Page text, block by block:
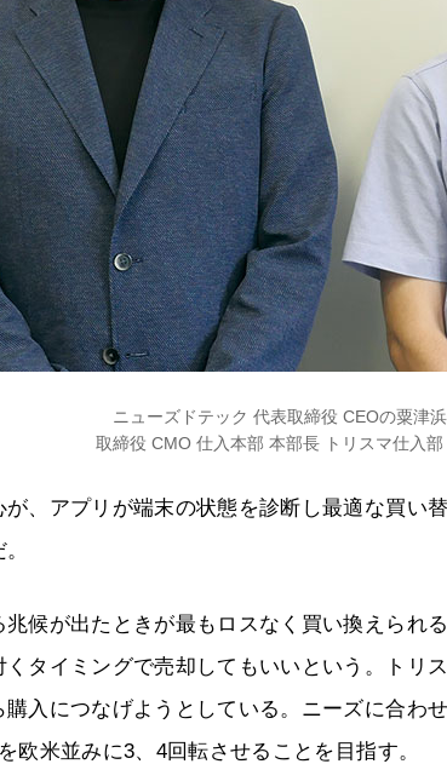
ニューズドテック 代表取締役 CEOの粟津浜
取締役 CMO 仕入本部 本部長 トリスマ仕入
、アプリが端末の状態を診断し最適な買い
候が出たときが最もロスなく買い換えられ
くタイミングで売却してもいいという。トリ
入につなげようとしている。ニーズに合わ
欧米並みに3、4回転させることを目指す。